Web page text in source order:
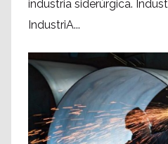
industria siderúrgica.
IndustriA...